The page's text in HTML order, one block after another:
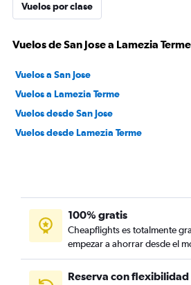
Vuelos por clase
Vuelos de San Jose a Lamezia Terme
Vuelos a San Jose
Vuelos a Lamezia Terme
Vuelos desde San Jose
Vuelos desde Lamezia Terme
100% gratis
Cheapflights es totalmente
empezar a ahorrar desde el
Reserva con flexibilidad